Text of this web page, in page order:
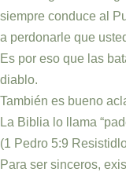
siempre conduce al
a perdonarle que
Es por eso que las
diablo.
También es bueno
La Biblia lo llama
(1 Pedro 5:9
Para ser sinceros,